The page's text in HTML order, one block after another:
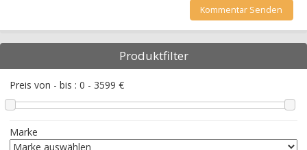
Produktfilter
Preis von - bis : 0 - 3599 €
Marke